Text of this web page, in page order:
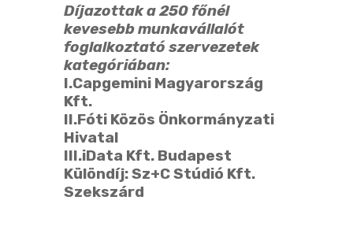
Díjazottak a 250 főnél
kevesebb munkavállalót
foglalkoztató szervezetek
kategóriában:
I.Capgemini Magyarország
Kft.
II.Fóti Közös Önkormányzati
Hivatal
III.iData Kft. Budapest
Különdíj:Sz+C Stúdió Kft.
Szekszárd